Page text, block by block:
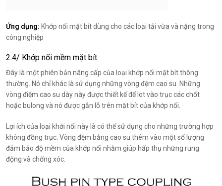
Ứng dụng: Khớp nối mặt bít dùng cho các loại tải vừa và nặng trong
công nghiệp
2.4/ Khớp nối mềm mặt bít
Đây là một phiên bản nâng cấp của loại khớp nối mặt bít thông
thường. Nó chỉ khác là sử dụng những vòng đệm cao su. Những
vòng điệm cao su dày này được thiết kế để lot vào trục các chốt
hoặc bulong và nó được gắn lỗ trên mặt bít của khớp nối.
Lợi ích của loại khới nối này là có thể sử dụng cho những trường hợp
không đồng trục. Vòng đệm bằng cao su thêm vào một số lượng
đảm bảo độ mềm của khớp nối nhằm giúp hấp thụ những rung
động và chống xóc.